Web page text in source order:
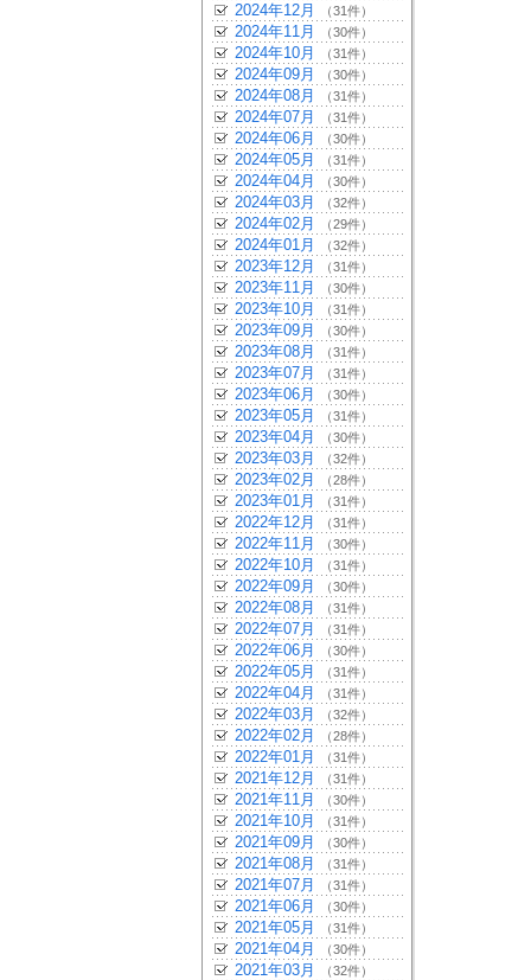
2024年12月 （31件）
2024年11月 （30件）
2024年10月 （31件）
2024年09月 （30件）
2024年08月 （31件）
2024年07月 （31件）
2024年06月 （30件）
2024年05月 （31件）
2024年04月 （30件）
2024年03月 （32件）
2024年02月 （29件）
2024年01月 （32件）
2023年12月 （31件）
2023年11月 （30件）
2023年10月 （31件）
2023年09月 （30件）
2023年08月 （31件）
2023年07月 （31件）
2023年06月 （30件）
2023年05月 （31件）
2023年04月 （30件）
2023年03月 （32件）
2023年02月 （28件）
2023年01月 （31件）
2022年12月 （31件）
2022年11月 （30件）
2022年10月 （31件）
2022年09月 （30件）
2022年08月 （31件）
2022年07月 （31件）
2022年06月 （30件）
2022年05月 （31件）
2022年04月 （31件）
2022年03月 （32件）
2022年02月 （28件）
2022年01月 （31件）
2021年12月 （31件）
2021年11月 （30件）
2021年10月 （31件）
2021年09月 （30件）
2021年08月 （31件）
2021年07月 （31件）
2021年06月 （30件）
2021年05月 （31件）
2021年04月 （30件）
2021年03月 （32件）